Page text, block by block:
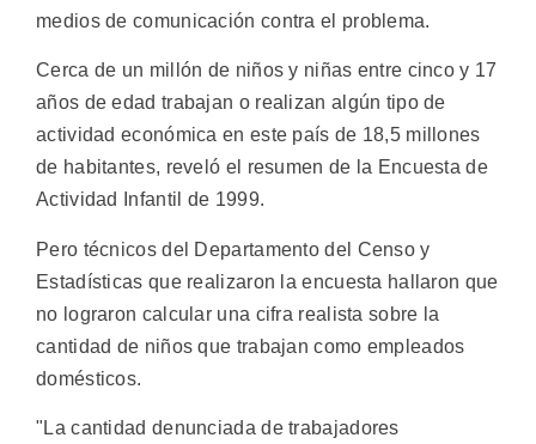
medios de comunicación contra el problema.
Cerca de un millón de niños y niñas entre cinco y 17
años de edad trabajan o realizan algún tipo de
actividad económica en este país de 18,5 millones
de habitantes, reveló el resumen de la Encuesta de
Actividad Infantil de 1999.
Pero técnicos del Departamento del Censo y
Estadísticas que realizaron la encuesta hallaron que
no lograron calcular una cifra realista sobre la
cantidad de niños que trabajan como empleados
domésticos.
"La cantidad denunciada de trabajadores